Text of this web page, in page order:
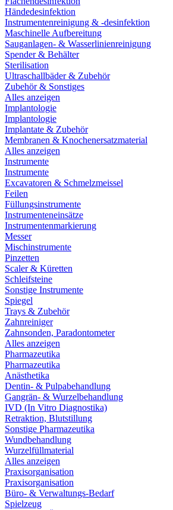
Händedesinfektion
Instrumentenreinigung & -desinfektion
Maschinelle Aufbereitung
Sauganlagen- & Wasserlinienreinigung
Spender & Behälter
Sterilisation
Ultraschallbäder & Zubehör
Zubehör & Sonstiges
Alles anzeigen
Implantologie
Implantologie
Implantate & Zubehör
Membranen & Knochenersatzmaterial
Alles anzeigen
Instrumente
Instrumente
Excavatoren & Schmelzmeissel
Feilen
Füllungsinstrumente
Instrumenteneinsätze
Instrumentenmarkierung
Messer
Mischinstrumente
Pinzetten
Scaler & Küretten
Schleifsteine
Sonstige Instrumente
Spiegel
Trays & Zubehör
Zahnreiniger
Zahnsonden, Paradontometer
Alles anzeigen
Pharmazeutika
Pharmazeutika
Anästhetika
Dentin- & Pulpabehandlung
Gangrän- & Wurzelbehandlung
IVD (In Vitro Diagnostika)
Retraktion, Blutstillung
Sonstige Pharmazeutika
Wundbehandlung
Wurzelfüllmaterial
Alles anzeigen
Praxisorganisation
Praxisorganisation
Büro- & Verwaltungs-Bedarf
Spielzeug